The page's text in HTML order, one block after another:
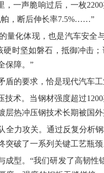
，一声脆响过后，一枚
帕，断后伸长率7.5%……”
量化体现，也是汽车安全
硬时坚如磐石，抵御冲击
保障。”
盾的要求，恰是现代汽车
技术。当钢材强度超过
热冲压钢技术长期被国外
全力攻关。通过反复分析
破了一系列关键工艺瓶颈
成型。“我们研发了高韧